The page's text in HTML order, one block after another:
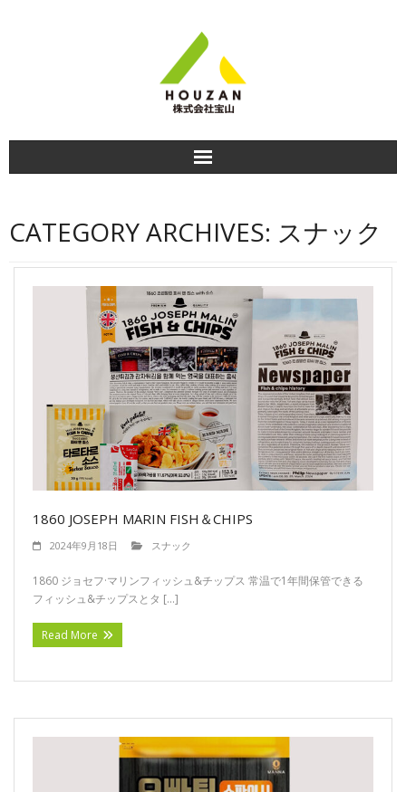
商品紹介
食べ方＆おすすめレシピ
商品のお知らせ
お問い合わせ
プライバシーポリシー
CATEGORY ARCHIVES: スナック
1860 JOSEPH MARIN FISH＆CHIPS
2024年9月18日 スナック
1860 ジョセフ·マリンフィッシュ&チップス 常温で1年間保管できる
フィッシュ&チップスとタ […]
Read More